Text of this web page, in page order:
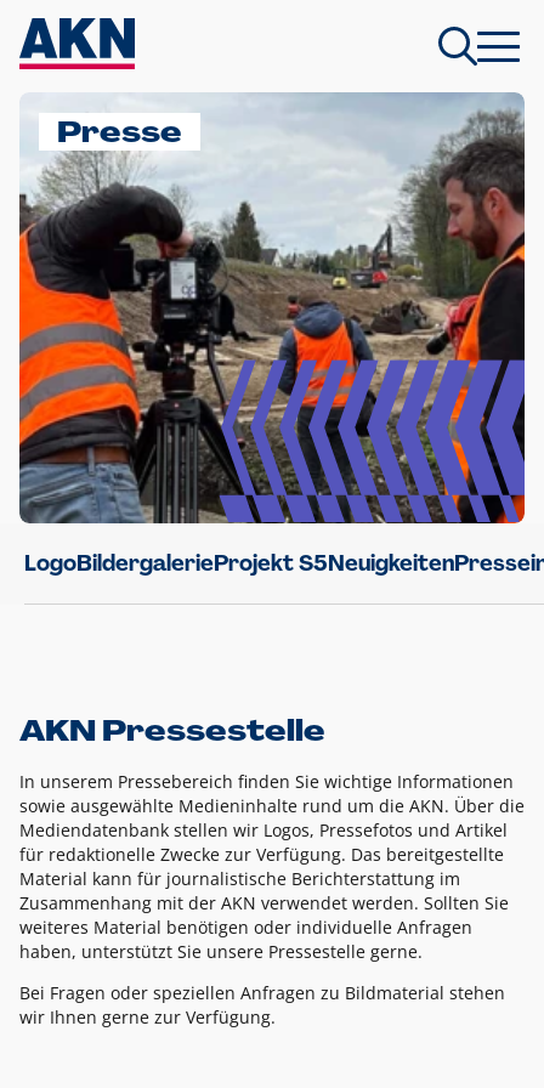
Presse
LogoBildergalerieProjekt S5Neuigkeiten
AKN Pressestelle
In unserem Pressebereich finden Sie wichtige Informationen
sowie ausgewählte Medieninhalte rund um die AKN. Über die
Mediendatenbank stellen wir Logos, Pressefotos und Artikel
für redaktionelle Zwecke zur Verfügung. Das bereitgestellte
Material kann für journalistische Berichterstattung im
Zusammenhang mit der AKN verwendet werden. Sollten Sie
weiteres Material benötigen oder individuelle Anfragen
haben, unterstützt Sie unsere Pressestelle gerne.
Bei Fragen oder speziellen Anfragen zu Bildmaterial stehen
wir Ihnen gerne zur Verfügung.